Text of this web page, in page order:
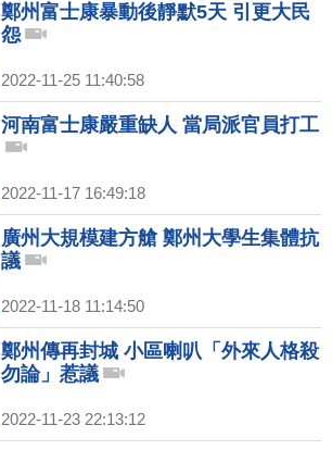
鄭州富士康暴動後靜默5天 引更大民
怨
2022-11-25 11:40:58
河南富士康嚴重缺人 當局派官員打工
2022-11-17 16:49:18
廣州大規模建方艙 鄭州大學生集體抗
議
2022-11-18 11:14:50
鄭州傳再封城 小區喇叭「外來人格殺
勿論」惹議
2022-11-23 22:13:12